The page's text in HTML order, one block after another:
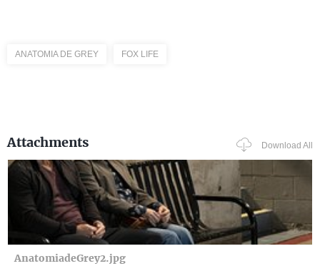
ANATOMIA DE GREY FOX LIFE
Attachments Download All
AnatomiadeGrey2.jpg